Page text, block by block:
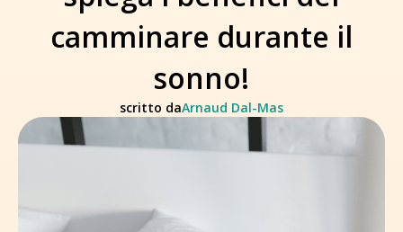
camminare durante il
sonno!
scritto daArnaud Dal-Mas